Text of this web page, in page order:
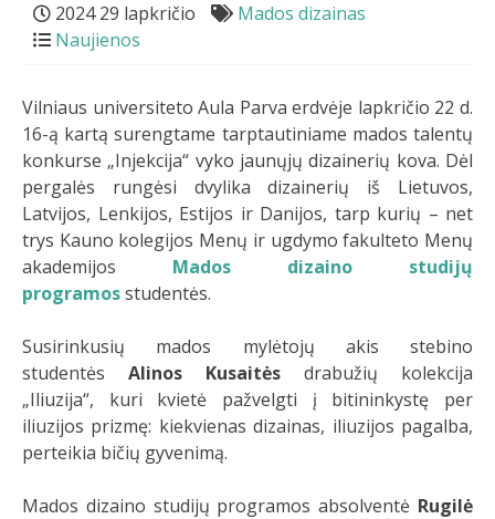
2024 29 lapkričio
Mados dizainas
Naujienos
Vilniaus universiteto Aula Parva erdvėje lapkričio 22 d.
16-ą kartą surengtame tarptautiniame mados talentų
konkurse „Injekcija“ vyko jaunųjų dizainerių kova. Dėl
pergalės rungėsi dvylika dizainerių iš Lietuvos,
Latvijos, Lenkijos, Estijos ir Danijos, tarp kurių – net
trys Kauno kolegijos Menų ir ugdymo fakulteto Menų
akademijos Mados dizaino studijų
programosstudentės.
Susirinkusių mados mylėtojų akis stebino
studentės Alinos Kusaitės drabužių kolekcija
„Iliuzija“, kuri kvietė pažvelgti į bitininkystę per
iliuzijos prizmę: kiekvienas dizainas, iliuzijos pagalba,
perteikia bičių gyvenimą.
Mados dizaino studijų programos absolventė Rugilė